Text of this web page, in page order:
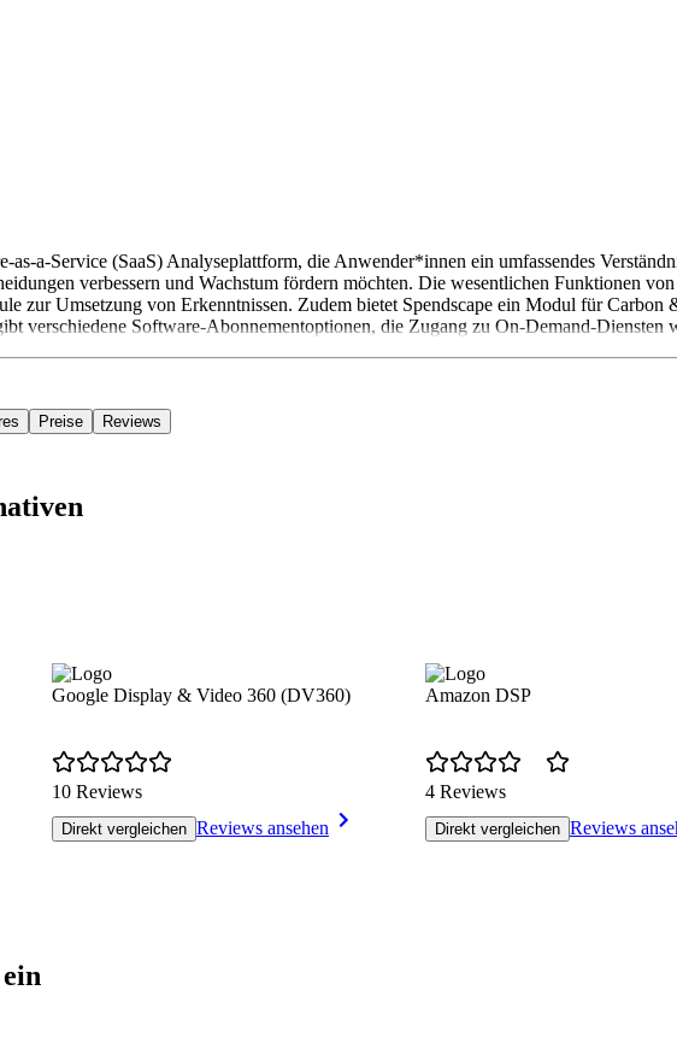
as-a-Service (SaaS) Analyseplattform, die Anwender*innen ein umfassendes
verbessern und Wachstum fördern möchten. Die wesentlichen Funktionen
zur Umsetzung von Erkenntnissen. Zudem bietet Spendscape ein Modul für
verschiedene Software-Abonnementoptionen, die Zugang zu On-Demand-
Preise Reviews
Google Display & Video 360 (DV360)
10 Reviews
Direkt vergleichen Reviews ansehen
Amazon DSP
4 Reviews
Direkt vergleichen Reviews